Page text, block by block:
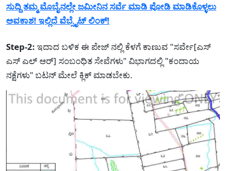
ಸುದ್ದಿ ತಮ್ಮ ಮೊಬೈನಲ್ಲೇ ಜಮೀನಿನ ಸರ್ವೆ ಮಾಡಿ ಪೋಡಿ ಮಾಡಿಕೊಳ್ಳಲು
ಅವಕಾಶ! ಇಲ್ಲಿದೆ ವೆಬ್ಸೈಟ್ ಲಿಂಕ್!
Step-2: ಇದಾದ ಬಳಿಕ ಈ ಪೇಜ್ ನಲ್ಲಿ ಕೆಳಗೆ ಕಾಣುವ "ಸರ್ವೇ[ಎಸ್
ಎಸ್ ಎಲ್ ಆರ್] ಸಂಬಂಧಿತ ಸೇವೆಗಳು" ವಿಭಾಗದಲ್ಲಿ "ಕಂದಾಯ
ನಕ್ಷೆಗಳು" ಬಟನ್ ಮೇಲೆ ಕ್ಲಿಕ್ ಮಾಡಬೇಕು.